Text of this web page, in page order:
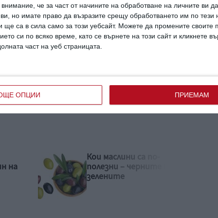
че за част от начините на обработване на личните ви
ви, но имате право да възразите срещу обработването им по тези
ще са в сила само за този уебсайт. Можете да промените своите
си по всяко време, като се върнете на този сайт и кликнете
част на уеб страницата.
ОПЦИИ ПРИЕМАМ
преждевременно раждане
от жена
или
Кърмата не достига: 5
съвета как да я увеличим